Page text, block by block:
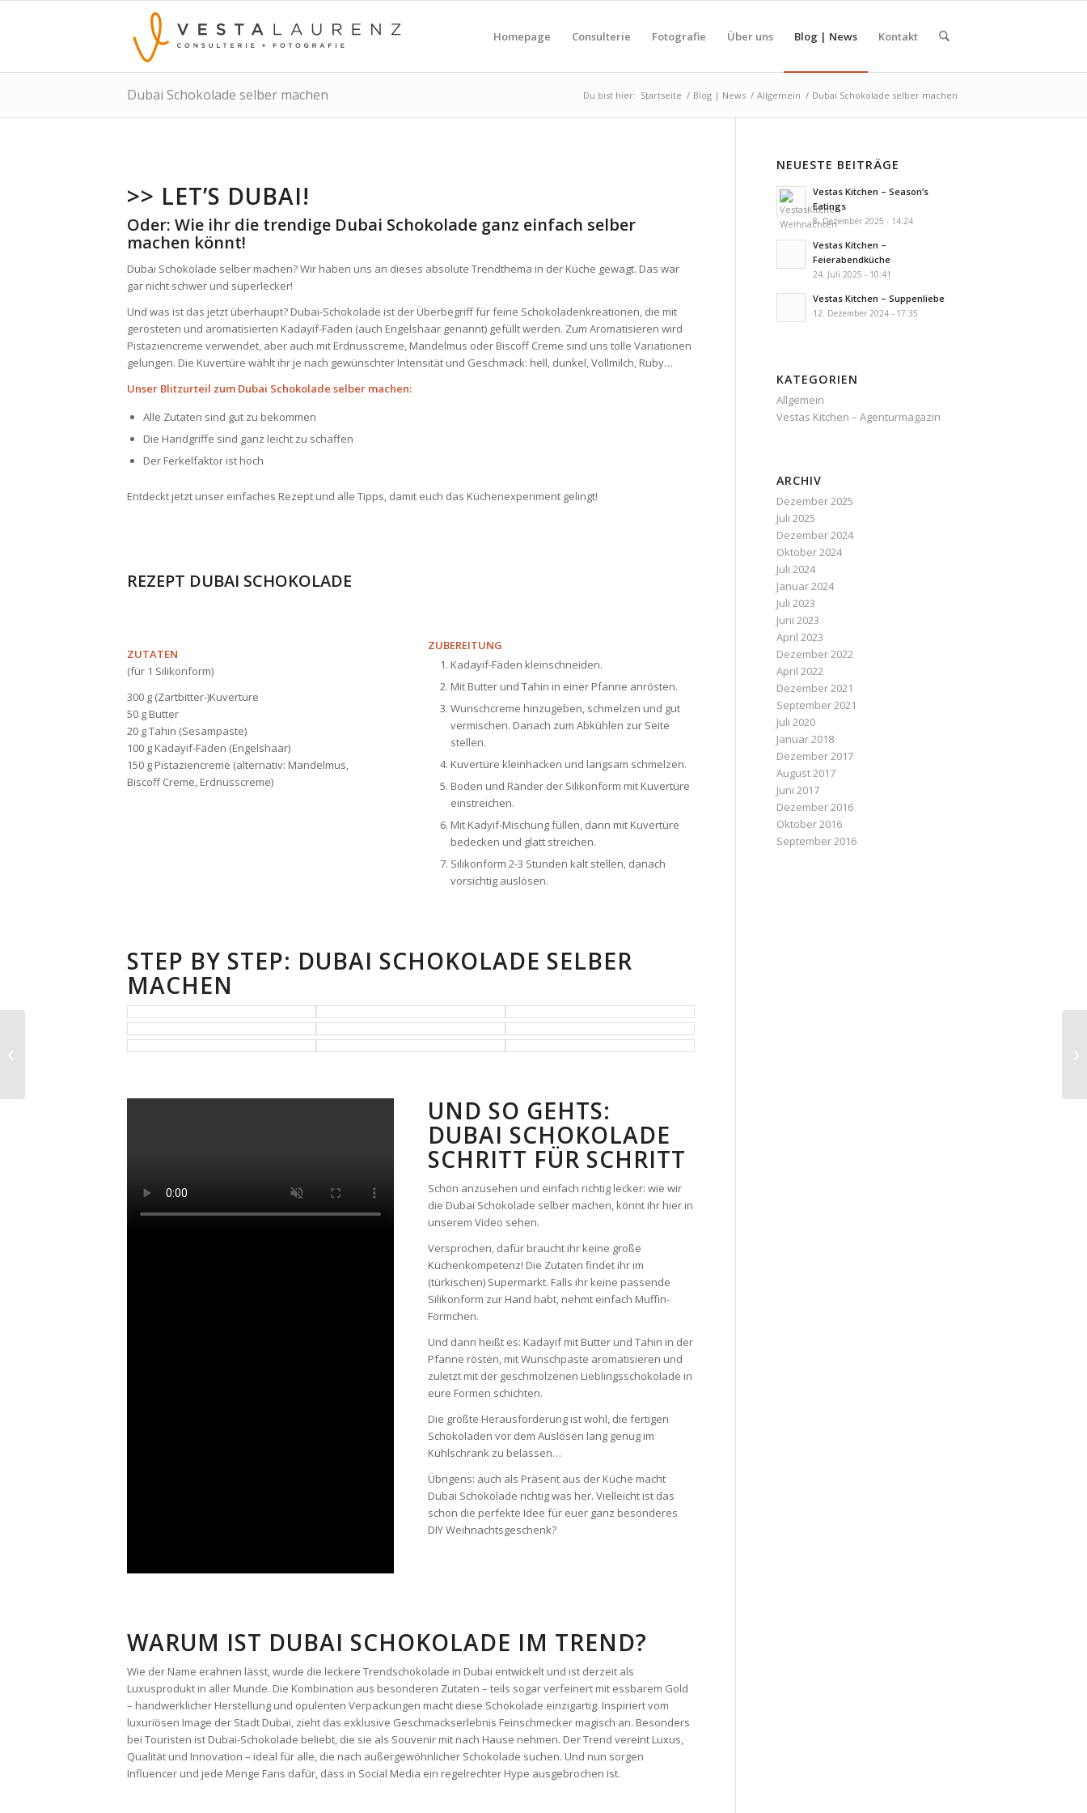
Homepage Consulterie Fotografie Über uns Blog | News Kontakt
Dubai Schokolade selber machen Du bist hier: Startseite / Blog | News / Allgemein / Dubai Schokolade selber machen
>> LET’S DUBAI!​
Oder: Wie ihr die trendige Dubai Schokolade ganz einfach selber
machen könnt!
Dubai Schokolade selber machen? Wir haben uns an dieses absolute Trendthema in der Küche gewagt. Das war
gar nicht schwer und superlecker!
Und was ist das jetzt überhaupt? Dubai-Schokolade ist der Überbegriff für feine Schokoladenkreationen, die mit
gerösteten und aromatisierten Kadayif-Fäden (auch Engelshaar genannt) gefüllt werden. Zum Aromatisieren wird
Pistaziencreme verwendet, aber auch mit Erdnusscreme, Mandelmus oder Biscoff Creme sind uns tolle Variationen
gelungen. Die Kuvertüre wählt ihr je nach gewünschter Intensität und Geschmack: hell, dunkel, Vollmilch, Ruby…
Unser Blitzurteil zum Dubai Schokolade selber machen:
Alle Zutaten sind gut zu bekommen
Die Handgriffe sind ganz leicht zu schaffen
Der Ferkelfaktor ist hoch
Entdeckt jetzt unser einfaches Rezept und alle Tipps, damit euch das Küchenexperiment gelingt!
REZEPT DUBAI SCHOKOLADE
ZUTATEN
(für 1 Silikonform)
300 g (Zartbitter-)Kuvertüre
50 g Butter
20 g Tahin (Sesampaste)
100 g Kadayif-Fäden (Engelshaar)
150 g Pistaziencreme (alternativ: Mandelmus,
Biscoff Creme, Erdnusscreme)
ZUBEREITUNG
Kadayif-Fäden kleinschneiden.
Mit Butter und Tahin in einer Pfanne anrösten.
Wunschcreme hinzugeben, schmelzen und gut
vermischen. Danach zum Abkühlen zur Seite
stellen.
Kuvertüre kleinhacken und langsam schmelzen.
Boden und Ränder der Silikonform mit Kuvertüre
einstreichen.
Mit Kadyif-Mischung füllen, dann mit Kuvertüre
bedecken und glatt streichen.
Silikonform 2-3 Stunden kalt stellen, danach
vorsichtig auslösen.
STEP BY STEP: DUBAI SCHOKOLADE SELBER
MACHEN
UND SO GEHTS:
DUBAI SCHOKOLADE
SCHRITT FÜR SCHRITT
Schön anzusehen und einfach richtig lecker: wie wir
die Dubai Schokolade selber machen, könnt ihr hier in
unserem Video sehen.
Versprochen, dafür braucht ihr keine große
Küchenkompetenz! Die Zutaten findet ihr im
(türkischen) Supermarkt. Falls ihr keine passende
Silikonform zur Hand habt, nehmt einfach Muffin-
Förmchen.
Und dann heißt es: Kadayif mit Butter und Tahin in der
Pfanne rösten, mit Wunschpaste aromatisieren und
zuletzt mit der geschmolzenen Lieblingsschokolade in
eure Formen schichten.
Die größte Herausforderung ist wohl, die fertigen
Schokoladen vor dem Auslösen lang genug im
Kühlschrank zu belassen…
Übrigens: auch als Präsent aus der Küche macht
Dubai Schokolade richtig was her. Vielleicht ist das
schon die perfekte Idee für euer ganz besonderes
DIY Weihnachtsgeschenk?
WARUM IST DUBAI SCHOKOLADE IM TREND?
Wie der Name erahnen lässt, wurde die leckere Trendschokolade in Dubai entwickelt und ist derzeit als
Luxusprodukt in aller Munde. Die Kombination aus besonderen Zutaten – teils sogar verfeinert mit essbarem Gold
– handwerklicher Herstellung und opulenten Verpackungen macht diese Schokolade einzigartig. Inspiriert vom
luxuriösen Image der Stadt Dubai, zieht das exklusive Geschmackserlebnis Feinschmecker magisch an. Besonders
bei Touristen ist Dubai-Schokolade beliebt, die sie als Souvenir mit nach Hause nehmen. Der Trend vereint Luxus,
Qualität und Innovation – ideal für alle, die nach außergewöhnlicher Schokolade suchen. Und nun sorgen
Influencer und jede Menge Fans dafür, dass in Social Media ein regelrechter Hype ausgebrochen ist.
NEUESTE BEITRÄGE
Vestas Kitchen – Season’s
Eatings
8. Dezember 2025 - 14:24
Vestas Kitchen –
Feierabendküche
24. Juli 2025 - 10:41
Vestas Kitchen – Suppenliebe
12. Dezember 2024 - 17:35
KATEGORIEN
Allgemein
Vestas Kitchen – Agenturmagazin
ARCHIV
Dezember 2025
Juli 2025
Dezember 2024
Oktober 2024
Juli 2024
Januar 2024
Juli 2023
Juni 2023
April 2023
Dezember 2022
April 2022
Dezember 2021
September 2021
Juli 2020
Januar 2018
Dezember 2017
August 2017
Juni 2017
Dezember 2016
Oktober 2016
September 2016